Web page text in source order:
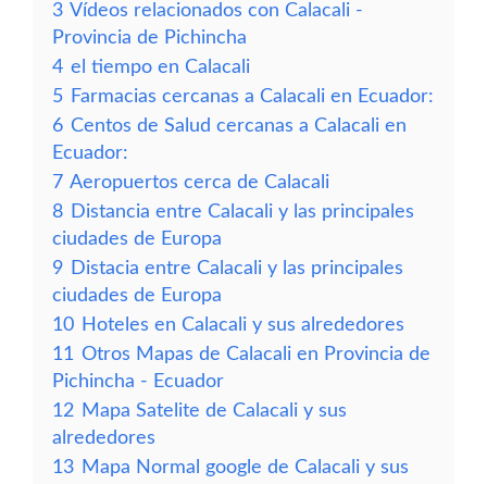
3 Vídeos relacionados con Calacali -
Provincia de Pichincha
4 el tiempo en Calacali
5 Farmacias cercanas a Calacali en Ecuador:
6 Centos de Salud cercanas a Calacali en
Ecuador:
7 Aeropuertos cerca de Calacali
8 Distancia entre Calacali y las principales
ciudades de Europa
9 Distacia entre Calacali y las principales
ciudades de Europa
10 Hoteles en Calacali y sus alrededores
11 Otros Mapas de Calacali en Provincia de
Pichincha - Ecuador
12 Mapa Satelite de Calacali y sus
alrededores
13 Mapa Normal google de Calacali y sus